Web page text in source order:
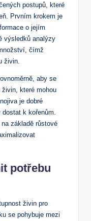
postupů, které
Prvním krokem je
o jejím
výsledků analýzy
čímž
živin.
aby se
živin, které mohou
je dobré
k kořenům.
základě růstové
potřebu
živin pro
se pohybuje mezi